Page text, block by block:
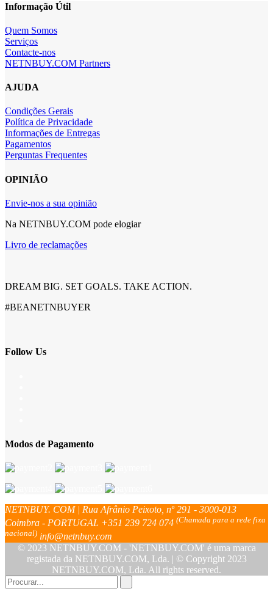
Informação Útil
Quem Somos
Serviços
Contacte-nos
NETNBUY.COM Partners
AJUDA
Condições Gerais
Política de Privacidade
Informações de Entregas
Pagamentos
Perguntas Frequentes
OPINIÃO
Envie-nos a sua opinião
Na NETNBUY.COM pode elogiar
Livro de reclamações
DREAM BIG. SET GOALS. TAKE ACTION.
#BEANETNBUYER
Follow Us
Modos de Pagamento
NETNBUY. COM | Rua Afrânio Peixoto, nº 291 - 3000-013
Coimbra - PORTUGAL +351 239 724 074 (Chamada para a rede fixa
nacional) info@netnbuy.com
© 2023 NETNBUY.COM - 'NETNBUY.COM' é uma marca
registada da NETNBUY.COM, Lda. | © Copyright 2023
NETNBUY.COM, Lda. All rights reserved.